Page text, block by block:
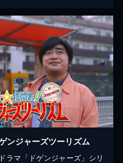
ンジャーズツーリズム
ラマ「ドゲンジャーズ」シリ